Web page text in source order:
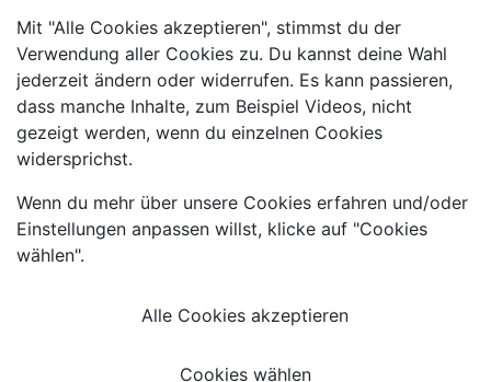
Mit "Alle Cookies akzeptieren", stimmst du der
Verwendung aller Cookies zu. Du kannst deine Wahl
jederzeit ändern oder widerrufen. Es kann passieren,
dass manche Inhalte, zum Beispiel Videos, nicht
gezeigt werden, wenn du einzelnen Cookies
widersprichst.
Wenn du mehr über unsere Cookies erfahren und/oder
Einstellungen anpassen willst, klicke auf "Cookies
wählen".
Alle Cookies akzeptieren
Cookies wählen